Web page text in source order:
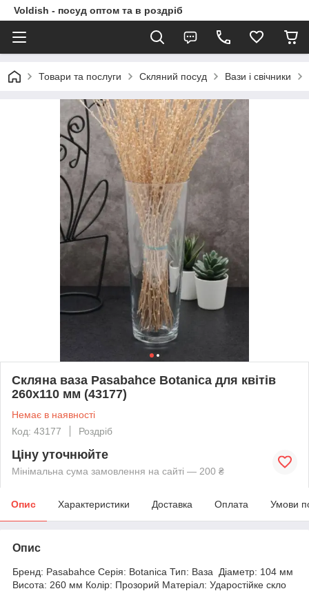
Voldish - посуд оптом та в роздріб
Товари та послуги Скляний посуд Вази і свічники
Скляна ваза Pasabahce Botanica для квітів
260х110 мм (43177)
Немає в наявності
Код: 43177
Роздріб
Ціну уточнюйте
Мінімальна сума замовлення на сайті — 200 ₴
Опис Характеристики Доставка Оплата Умови
Опис
Бренд: Pasabahce Серія: Botanica Тип: Ваза Діаметр: 104 мм
Висота: 260 мм Колір: Прозорий Матеріал: Ударостійке скло